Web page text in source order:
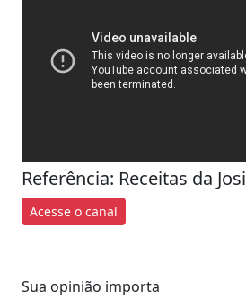
Referência: Receitas da Josi
Acesse o canal
Sua opinião importa